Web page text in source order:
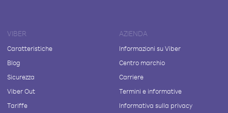
VIBER
Caratteristiche
Blog
Sicurezza
Viber Out
Tariffe
AZIENDA
Informazioni su Viber
Centro marchio
Carriere
Termini e informative
Informativa sulla privacy